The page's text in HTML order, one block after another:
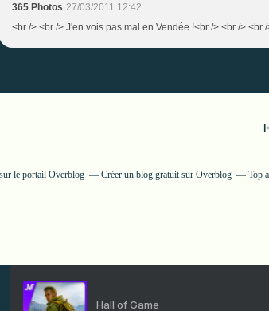
365 Photos 27/03/2011 12:42
<br /> <br /> J'en vois pas mal en Vendée !<br /> <br /> <br
le portail Overblog Créer un blog gratuit sur Overblog Top
Hall of Game